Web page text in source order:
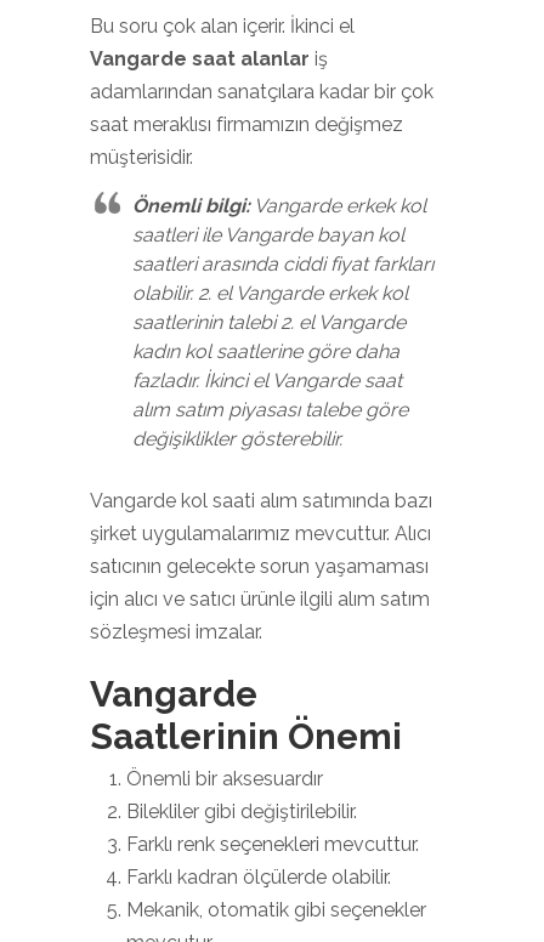
Bu soru çok alan içerir. İkinci el
Vangarde saat alanlar iş
adamlarından sanatçılara kadar bir çok
saat meraklısı firmamızın değişmez
müşterisidir.
Önemli bilgi:Vangarde erkek kol
saatleri ile Vangarde bayan kol
saatleri arasında ciddi fiyat farkları
olabilir. 2. el Vangarde erkek kol
saatlerinin talebi 2. el Vangarde
kadın kol saatlerine göre daha
fazladır. İkinci el Vangarde saat
alım satım piyasası talebe göre
değişiklikler gösterebilir.
Vangarde kol saati alım satımında bazı
şirket uygulamalarımız mevcuttur. Alıcı
satıcının gelecekte sorun yaşamaması
için alıcı ve satıcı ürünle ilgili alım satım
sözleşmesi imzalar.
Vangarde
Saatlerinin Önemi
Önemli bir aksesuardır
Bilekliler gibi değiştirilebilir.
Farklı renk seçenekleri mevcuttur.
Farklı kadran ölçülerde olabilir.
Mekanik, otomatik gibi seçenekler